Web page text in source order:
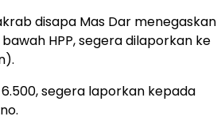
disapa Mas Dar menegaskan
HPP, segera dilaporkan ke
segera laporkan kepada